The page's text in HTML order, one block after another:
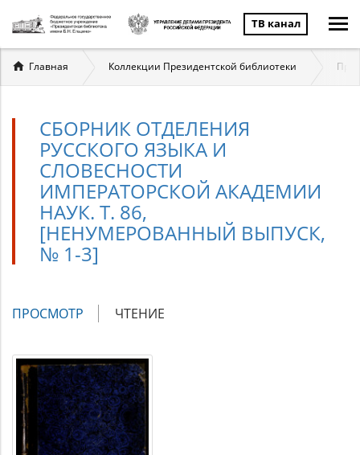
ТВ канал
Вы
здесь
Главная Коллекции Президентской библиотеки
СБОРНИК ОТДЕЛЕНИЯ
РУССКОГО ЯЗЫКА И
СЛОВЕСНОСТИ
ИМПЕРАТОРСКОЙ АКАДЕМИИ
НАУК. Т. 86,
[НЕНУМЕРОВАННЫЙ ВЫПУСК,
№ 1-3]
Главные
ПРОСМОТР (АКТИВНАЯ
ЧТЕНИЕ